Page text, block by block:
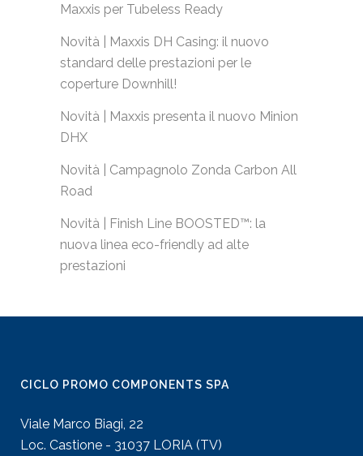
Maxxis per Tubeless Ready
Novità | Maxxis DH Casing: il nuovo
standard delle prestazioni per le
coperture Downhill!
Novità | Maxxis presenta il nuovo Minion
DHX
Novità | Campagnolo Zonda Carbon All
Road
Novità | Finish Line BOOSTED™: la
nuova linea eco-friendly ad alte
prestazioni
CICLO PROMO COMPONENTS SPA
Viale Marco Biagi, 22
Loc. Castione - 31037 LORIA (TV)